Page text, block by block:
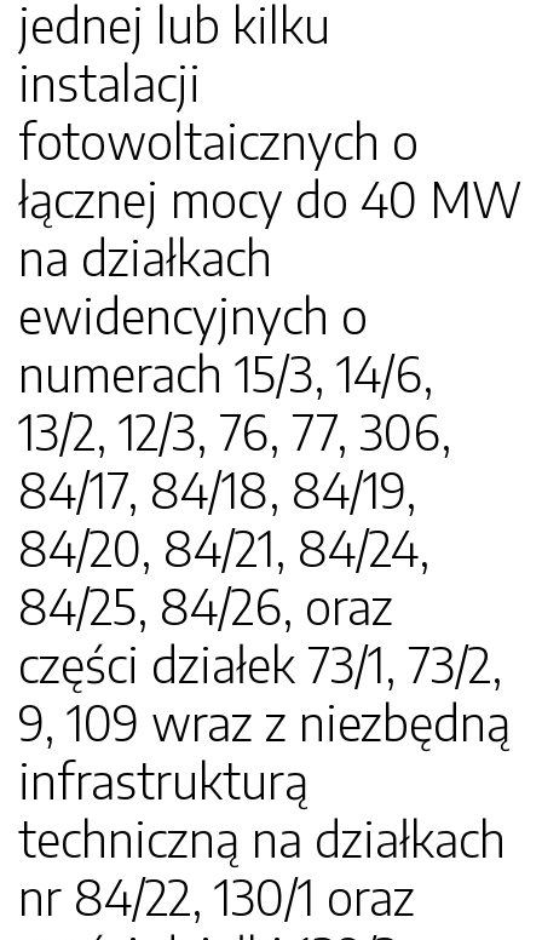
jednej lub kilku
instalacji
fotowoltaicznych o
łącznej mocy do 40 MW
na działkach
ewidencyjnych o
numerach 15/3, 14/6,
13/2, 12/3, 76, 77, 306,
84/17, 84/18, 84/19,
84/20, 84/21, 84/24,
84/25, 84/26, oraz
części działek 73/1, 73/2,
9, 109 wraz z niezbędną
infrastrukturą
techniczną na działkach
nr 84/22, 130/1 oraz